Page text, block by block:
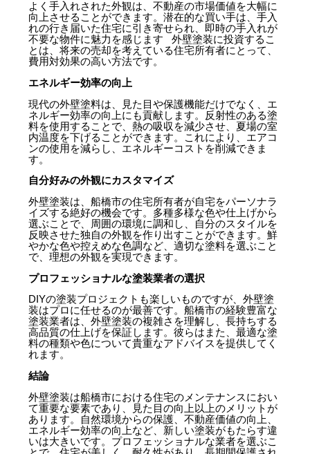
よく手入れされた外観は、不動産の市場価値を大幅に
向上させることができます。潜在的な買い手は、手入
れの行き届いた住宅に引き寄せられ、即時の手入れが
不要な物件に魅力を感じます 外壁塗装に投資するこ
とは、将来の売却を考えている住宅所有者にとって、
費用対効果の高い方法です。
エネルギー効率の向上
現代の外壁塗料は、見た目や保護機能だけでなく、エ
ネルギー効率の向上にも貢献します。反射性のある塗
料を使用することで、熱の吸収を減少させ、夏場の室
内温度を下げることができます。これにより、エアコ
ンの使用を減らし、エネルギーコストを削減できま
す。
自分好みの外観にカスタマイズ
外壁塗装は、船橋市の住宅所有者が自宅をパーソナラ
イズする絶好の機会です。多種多様な色や仕上げから
選ぶことで、周囲の環境に調和し、自分のスタイルを
反映させた独自の外観を作り出すことができます。鮮
やかな色や控えめな色調など、適切な塗料を選ぶこと
で、理想の外観を実現できます。
プロフェッショナルな塗装業者の選択
DIYの塗装プロジェクトも楽しいものですが、外壁塗
装はプロに任せるのが最善です。船橋市の経験豊富な
塗装業者は、外壁塗装の複雑さを理解し、長持ちする
高品質の仕上げを保証します。彼らはまた、最適な塗
料の種類や色について貴重なアドバイスを提供してく
れます。
結論
外壁塗装は船橋市における住宅のメンテナンスにおい
て重要な要素であり、見た目の向上以上のメリットが
あります。自然環境からの保護、不動産価値の向上、
エネルギー効率の向上など、新しい塗装がもたらす違
いは大きいです。プロフェッショナルな業者を選ぶこ